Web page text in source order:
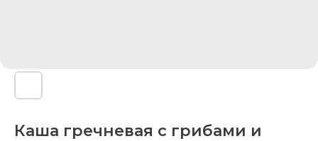
Каша гречневая с грибами и